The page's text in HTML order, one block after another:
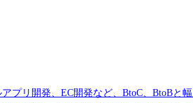
プリ開発、EC開発など、BtoC、BtoB